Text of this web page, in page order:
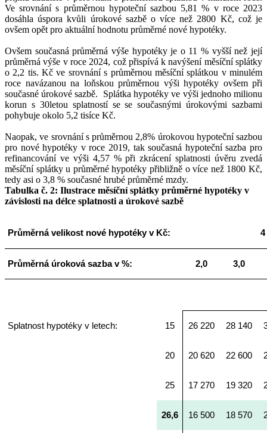
Ve srovnání s průměrnou hypoteční sazbou 5,81 % v roce 2023
dosáhla úspora kvůli úrokové sazbě o více než 2800 Kč, což je
ovšem opět pro aktuální hodnotu průměrné nové hypotéky.
Ovšem současná průměrná výše hypotéky je o 11 % vyšší než její
průměrná výše v roce 2024, což přispívá k navýšení měsíční splátky
o 2,2 tis. Kč ve srovnání s průměrnou měsíční splátkou v minulém
roce navázanou na loňskou průměrnou výši hypotéky ovšem při
současné úrokové sazbě. Splátka hypotéky ve výši jednoho milionu
korun s 30letou splatností se se současnými úrokovými sazbami
pohybuje okolo 5,2 tisíce Kč.
Naopak, ve srovnání s průměrnou 2,8% úrokovou hypoteční sazbou
pro nové hypotéky v roce 2019, tak současná hypoteční sazba pro
refinancování ve výši 4,57 % při zkrácení splatnosti úvěru zvedá
měsíční splátky u průměrné hypotéky přibližně o více než 1800 Kč,
tedy asi o 3,8 % současné hrubé průměrné mzdy.
Tabulka č. 2: Ilustrace měsíční splátky průměrné hypotéky v
závislosti na délce splatnosti a úrokové sazbě
Průměrná velikost nové hypotéky v Kč: 4
Průměrná úroková sazba v %: 2,0 3,0
Splatnost hypotéky v letech: 15 26 220 28 140
20 20 620 22 600
25 17 270 19 320
26,6 16 500 18 570